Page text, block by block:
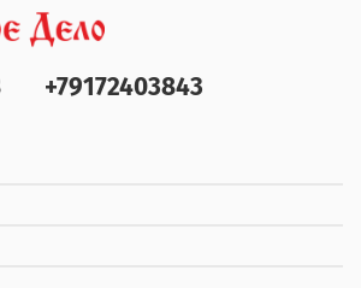
+79172403843